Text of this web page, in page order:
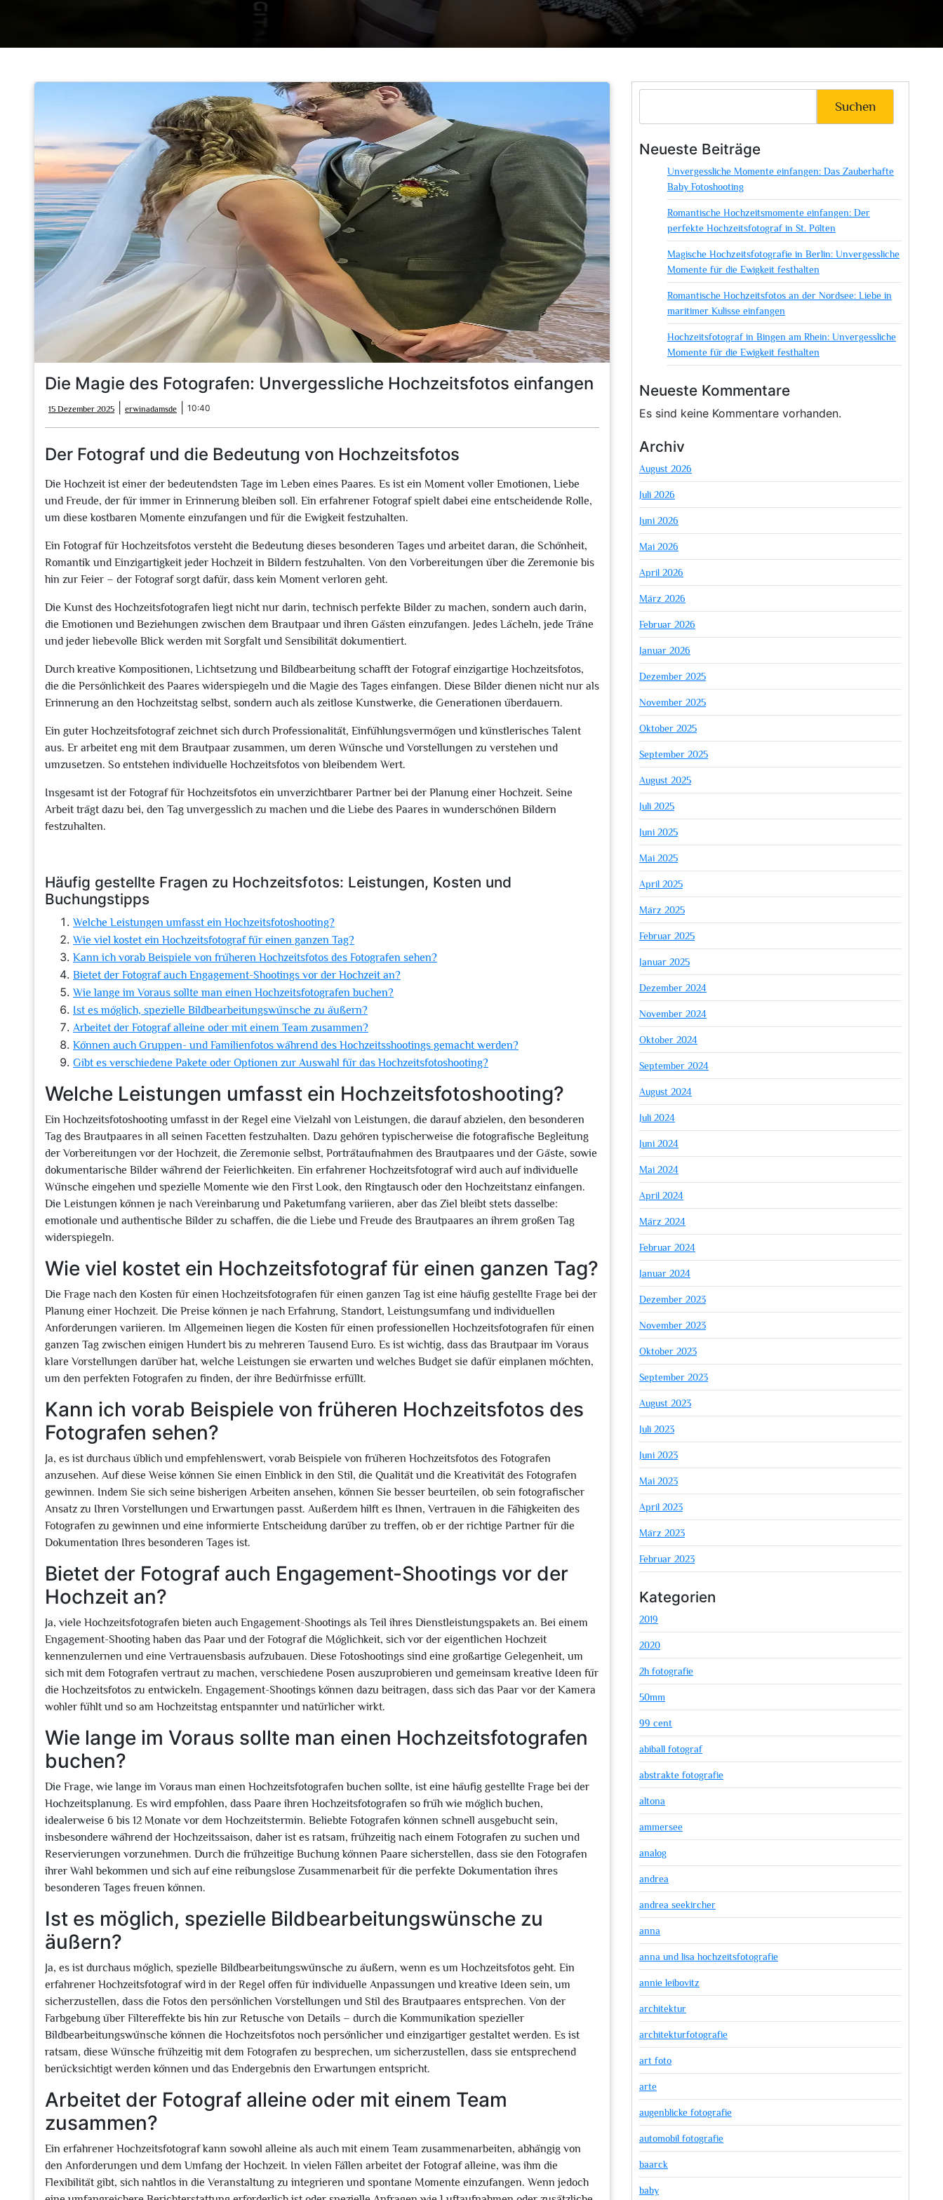
Die Magie des Fotografen: Unvergessliche Hochzeitsfotos einfangen
15 Dezember 2025
Dezember
2025
erwinadamsde erwinadamsde
10:40
Der Fotograf und die Bedeutung von Hochzeitsfotos
Die Hochzeit ist einer der bedeutendsten Tage im Leben eines Paares. Es ist ein Moment voller Emotionen, Liebe
und Freude, der für immer in Erinnerung bleiben soll. Ein erfahrener Fotograf spielt dabei eine entscheidende Rolle,
um diese kostbaren Momente einzufangen und für die Ewigkeit festzuhalten.
Ein Fotograf für Hochzeitsfotos versteht die Bedeutung dieses besonderen Tages und arbeitet daran, die Schönheit,
Romantik und Einzigartigkeit jeder Hochzeit in Bildern festzuhalten. Von den Vorbereitungen über die Zeremonie bis
hin zur Feier – der Fotograf sorgt dafür, dass kein Moment verloren geht.
Die Kunst des Hochzeitsfotografen liegt nicht nur darin, technisch perfekte Bilder zu machen, sondern auch darin,
die Emotionen und Beziehungen zwischen dem Brautpaar und ihren Gästen einzufangen. Jedes Lächeln, jede Träne
und jeder liebevolle Blick werden mit Sorgfalt und Sensibilität dokumentiert.
Durch kreative Kompositionen, Lichtsetzung und Bildbearbeitung schafft der Fotograf einzigartige Hochzeitsfotos,
die die Persönlichkeit des Paares widerspiegeln und die Magie des Tages einfangen. Diese Bilder dienen nicht nur als
Erinnerung an den Hochzeitstag selbst, sondern auch als zeitlose Kunstwerke, die Generationen überdauern.
Ein guter Hochzeitsfotograf zeichnet sich durch Professionalität, Einfühlungsvermögen und künstlerisches Talent
aus. Er arbeitet eng mit dem Brautpaar zusammen, um deren Wünsche und Vorstellungen zu verstehen und
umzusetzen. So entstehen individuelle Hochzeitsfotos von bleibendem Wert.
Insgesamt ist der Fotograf für Hochzeitsfotos ein unverzichtbarer Partner bei der Planung einer Hochzeit. Seine
Arbeit trägt dazu bei, den Tag unvergesslich zu machen und die Liebe des Paares in wunderschönen Bildern
festzuhalten.
Häufig gestellte Fragen zu Hochzeitsfotos: Leistungen, Kosten und
Buchungstipps
Welche Leistungen umfasst ein Hochzeitsfotoshooting?
Wie viel kostet ein Hochzeitsfotograf für einen ganzen Tag?
Kann ich vorab Beispiele von früheren Hochzeitsfotos des Fotografen sehen?
Bietet der Fotograf auch Engagement-Shootings vor der Hochzeit an?
Wie lange im Voraus sollte man einen Hochzeitsfotografen buchen?
Ist es möglich, spezielle Bildbearbeitungswünsche zu äußern?
Arbeitet der Fotograf alleine oder mit einem Team zusammen?
Können auch Gruppen- und Familienfotos während des Hochzeitsshootings gemacht werden?
Gibt es verschiedene Pakete oder Optionen zur Auswahl für das Hochzeitsfotoshooting?
Welche Leistungen umfasst ein Hochzeitsfotoshooting?
Ein Hochzeitsfotoshooting umfasst in der Regel eine Vielzahl von Leistungen, die darauf abzielen, den besonderen
Tag des Brautpaares in all seinen Facetten festzuhalten. Dazu gehören typischerweise die fotografische Begleitung
der Vorbereitungen vor der Hochzeit, die Zeremonie selbst, Porträtaufnahmen des Brautpaares und der Gäste, sowie
dokumentarische Bilder während der Feierlichkeiten. Ein erfahrener Hochzeitsfotograf wird auch auf individuelle
Wünsche eingehen und spezielle Momente wie den First Look, den Ringtausch oder den Hochzeitstanz einfangen.
Die Leistungen können je nach Vereinbarung und Paketumfang variieren, aber das Ziel bleibt stets dasselbe:
emotionale und authentische Bilder zu schaffen, die die Liebe und Freude des Brautpaares an ihrem großen Tag
widerspiegeln.
Wie viel kostet ein Hochzeitsfotograf für einen ganzen Tag?
Die Frage nach den Kosten für einen Hochzeitsfotografen für einen ganzen Tag ist eine häufig gestellte Frage bei der
Planung einer Hochzeit. Die Preise können je nach Erfahrung, Standort, Leistungsumfang und individuellen
Anforderungen variieren. Im Allgemeinen liegen die Kosten für einen professionellen Hochzeitsfotografen für einen
ganzen Tag zwischen einigen Hundert bis zu mehreren Tausend Euro. Es ist wichtig, dass das Brautpaar im Voraus
klare Vorstellungen darüber hat, welche Leistungen sie erwarten und welches Budget sie dafür einplanen möchten,
um den perfekten Fotografen zu finden, der ihre Bedürfnisse erfüllt.
Kann ich vorab Beispiele von früheren Hochzeitsfotos des
Fotografen sehen?
Ja, es ist durchaus üblich und empfehlenswert, vorab Beispiele von früheren Hochzeitsfotos des Fotografen
anzusehen. Auf diese Weise können Sie einen Einblick in den Stil, die Qualität und die Kreativität des Fotografen
gewinnen. Indem Sie sich seine bisherigen Arbeiten ansehen, können Sie besser beurteilen, ob sein fotografischer
Ansatz zu Ihren Vorstellungen und Erwartungen passt. Außerdem hilft es Ihnen, Vertrauen in die Fähigkeiten des
Fotografen zu gewinnen und eine informierte Entscheidung darüber zu treffen, ob er der richtige Partner für die
Dokumentation Ihres besonderen Tages ist.
Bietet der Fotograf auch Engagement-Shootings vor der
Hochzeit an?
Ja, viele Hochzeitsfotografen bieten auch Engagement-Shootings als Teil ihres Dienstleistungspakets an. Bei einem
Engagement-Shooting haben das Paar und der Fotograf die Möglichkeit, sich vor der eigentlichen Hochzeit
kennenzulernen und eine Vertrauensbasis aufzubauen. Diese Fotoshootings sind eine großartige Gelegenheit, um
sich mit dem Fotografen vertraut zu machen, verschiedene Posen auszuprobieren und gemeinsam kreative Ideen für
die Hochzeitsfotos zu entwickeln. Engagement-Shootings können dazu beitragen, dass sich das Paar vor der Kamera
wohler fühlt und so am Hochzeitstag entspannter und natürlicher wirkt.
Wie lange im Voraus sollte man einen Hochzeitsfotografen
buchen?
Die Frage, wie lange im Voraus man einen Hochzeitsfotografen buchen sollte, ist eine häufig gestellte Frage bei der
Hochzeitsplanung. Es wird empfohlen, dass Paare ihren Hochzeitsfotografen so früh wie möglich buchen,
idealerweise 6 bis 12 Monate vor dem Hochzeitstermin. Beliebte Fotografen können schnell ausgebucht sein,
insbesondere während der Hochzeitssaison, daher ist es ratsam, frühzeitig nach einem Fotografen zu suchen und
Reservierungen vorzunehmen. Durch die frühzeitige Buchung können Paare sicherstellen, dass sie den Fotografen
ihrer Wahl bekommen und sich auf eine reibungslose Zusammenarbeit für die perfekte Dokumentation ihres
besonderen Tages freuen können.
Ist es möglich, spezielle Bildbearbeitungswünsche zu
äußern?
Ja, es ist durchaus möglich, spezielle Bildbearbeitungswünsche zu äußern, wenn es um Hochzeitsfotos geht. Ein
erfahrener Hochzeitsfotograf wird in der Regel offen für individuelle Anpassungen und kreative Ideen sein, um
sicherzustellen, dass die Fotos den persönlichen Vorstellungen und Stil des Brautpaares entsprechen. Von der
Farbgebung über Filtereffekte bis hin zur Retusche von Details – durch die Kommunikation spezieller
Bildbearbeitungswünsche können die Hochzeitsfotos noch persönlicher und einzigartiger gestaltet werden. Es ist
ratsam, diese Wünsche frühzeitig mit dem Fotografen zu besprechen, um sicherzustellen, dass sie entsprechend
berücksichtigt werden können und das Endergebnis den Erwartungen entspricht.
Arbeitet der Fotograf alleine oder mit einem Team
zusammen?
Ein erfahrener Hochzeitsfotograf kann sowohl alleine als auch mit einem Team zusammenarbeiten, abhängig von
den Anforderungen und dem Umfang der Hochzeit. In vielen Fällen arbeitet der Fotograf alleine, was ihm die
Flexibilität gibt, sich nahtlos in die Veranstaltung zu integrieren und spontane Momente einzufangen. Wenn jedoch
Suchen
Neueste Beiträge
Unvergessliche Momente einfangen: Das Zauberhafte
Baby Fotoshooting
Romantische Hochzeitsmomente einfangen: Der
perfekte Hochzeitsfotograf in St. Pölten
Magische Hochzeitsfotografie in Berlin: Unvergessliche
Momente für die Ewigkeit festhalten
Romantische Hochzeitsfotos an der Nordsee: Liebe in
maritimer Kulisse einfangen
Hochzeitsfotograf in Bingen am Rhein: Unvergessliche
Momente für die Ewigkeit festhalten
Neueste Kommentare
Es sind keine Kommentare vorhanden.
Archiv
August 2026
Juli 2026
Juni 2026
Mai 2026
April 2026
März 2026
Februar 2026
Januar 2026
Dezember 2025
November 2025
Oktober 2025
September 2025
August 2025
Juli 2025
Juni 2025
Mai 2025
April 2025
März 2025
Februar 2025
Januar 2025
Dezember 2024
November 2024
Oktober 2024
September 2024
August 2024
Juli 2024
Juni 2024
Mai 2024
April 2024
März 2024
Februar 2024
Januar 2024
Dezember 2023
November 2023
Oktober 2023
September 2023
August 2023
Juli 2023
Juni 2023
Mai 2023
April 2023
März 2023
Februar 2023
Kategorien
2019
2020
2h fotografie
50mm
99 cent
abiball fotograf
abstrakte fotografie
altona
ammersee
analog
andrea
andrea seekircher
anna
anna und lisa hochzeitsfotografie
annie leibovitz
architektur
architekturfotografie
art foto
arte
augenblicke fotografie
automobil fotografie
baarck
baby